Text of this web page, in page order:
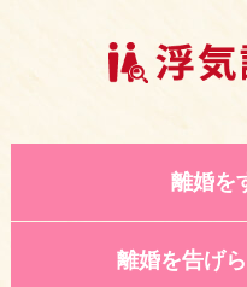
離婚を
離婚を告げ